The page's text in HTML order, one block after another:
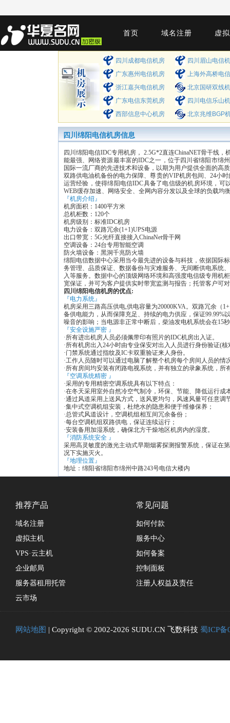
首页 域名注册 虚
四川成都电信机房
四川眉山电信
广东惠州电信机房
上海外高桥电
浙江嘉兴电信机房
北京国研双线
广东电信东莞机房
四川电信乐山
西部信息中心机房
北京兆维BGP
四川绵阳电信机房信息
四川绵阳电信IDC专用机房， 2.5G*2直连ChinaNET骨干线
能最强、网络资源最丰富的IDC之一，位于四川省绵阳市绵
国际一流厂商的先进技术和设备，以期为用户提供全面的高
双路供电油机备份的电力保障、尊贵的VIP机房包间、24小
运营经验，使得绵阳电信IDC具备了电信级的机房环境，
WEB缓存加速、网络安全、全网内容分发以及全球的负载均
『机房介绍』
机房面积：1400平方米
总机柜数：120个
机房级别：标准IDC机房
电力设备：双路冗余(1+1)UPS电源
出口带宽：5G光纤直接接入ChinaNet骨干网
空调设备：24台专用智能空调
防火墙设备：黑洞千兆防火墙
绵阳电信数据中心采用当今最先进的设备与科技，依据国际
务管理、品质保证、数据备份与灾难服务、无间断供电系统
入等服务。数据中心的顶级网络环境和高强度电信级专用机
宽保证，并可为客户提供实时带宽监测与报告；托管客户可
四川绵阳电信机房的优点:
『电力系统』
机房采用三路高压供电,供电容量为20000KVA。双路冗余（
备供电能力，从而保障充足、持续的电力供应，保证99.99%
噪音的影响；当电源非正常中断后，柴油发电机系统会在15
『安全设施严密 』
·所有进出机房人员必须佩带印有照片的IDC机房出入证。
·所有机房出入24小时由专业保安对出入人员进行身份验证(核
·门禁系统通过指纹及IC卡双重验证来人身份。
·工作人员随时可以通过电脑了解整个机房每个房间人员的情
·所有房间均安装有闭路电视系统，并有独立的录象系统，
『空调系统精密 』
·采用的专用精密空调系统具有以下特点：
·在冬天采用室外自然冷空气制冷，环保、节能、降低运行成
·通过风道采用上送风方式，送风更均匀，风速风量可任
·集中式空调机组安装，杜绝水的隐患和便于维修保养；
·总管式风道设计，空调机组相互间冗余备份；
·每台空调机组双路供电，保证连续运行；
·安装备用加湿系统，确保北方干燥地区机房内的湿度。
『消防系统安全 』
采用高灵敏度的激光主动式早期烟雾探测报警系统，保证在
况下实施灭火。
『地理位置』
地址：绵阳省绵阳市绵州中路243号电信大楼内
推荐产品
域名注册
虚拟主机
VPS·云主机
企业邮局
服务器租用托管
云市场
常见问题
如何付款
服务中心
如何备案
控制面板
注册人权益及责任
网站地图 | Copyright © 2002-2026 SUDU.CN 飞数科技 蜀ICP备